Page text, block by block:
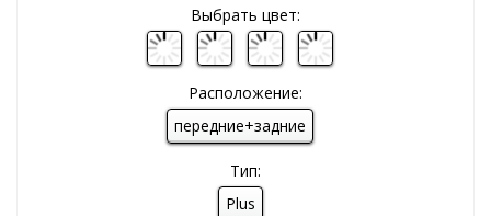
Выбрать цвет:
Расположение:
передние+задние
Тип:
Plus